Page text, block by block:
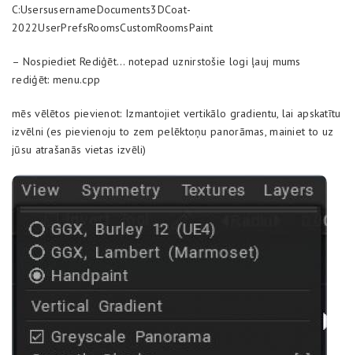
C:UsersusernameDocuments3DCoat-
2022UserPrefsRoomsCustomRoomsPaint
– Nospiediet Rediģēt… notepad uznirstošie logi ļauj mums
rediģēt: menu.cpp
mēs vēlētos pievienot: Izmantojiet vertikālo gradientu, lai apskatītu
izvēlni (es pievienoju to zem pelēktoņu panorāmas, mainiet to uz
jūsu atrašanās vietas izvēli)